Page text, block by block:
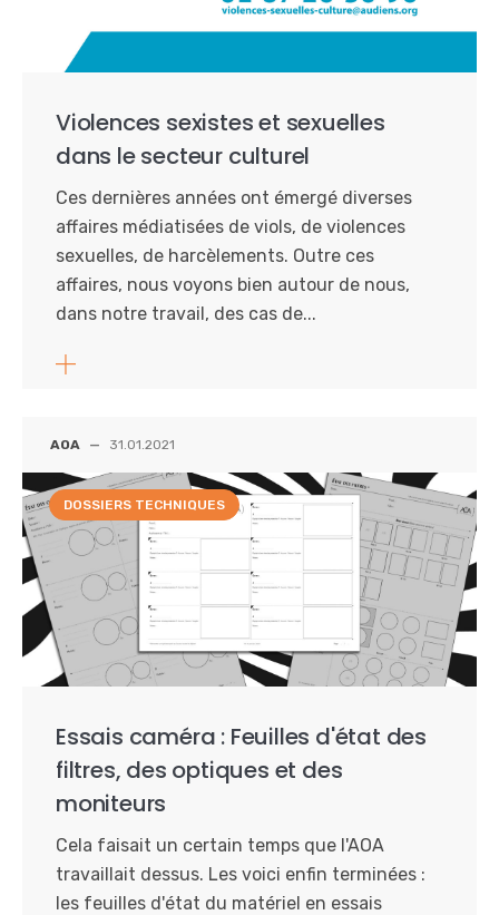
Violences sexistes et sexuelles
dans le secteur culturel
Ces dernières années ont émergé diverses
affaires médiatisées de viols, de violences
sexuelles, de harcèlements. Outre ces
affaires, nous voyons bien autour de nous,
dans notre travail, des cas de...
AOA — 31.01.2021
DOSSIERS TECHNIQUES
Essais caméra : Feuilles d'état des
filtres, des optiques et des
moniteurs
Cela faisait un certain temps que l'AOA
travaillait dessus. Les voici enfin terminées :
les feuilles d'état du matériel en essais